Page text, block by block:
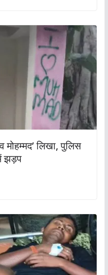
लिखा, पुलिस
झड़प